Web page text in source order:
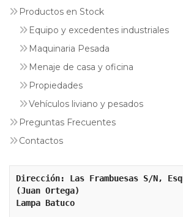
Productos en Stock
Equipo y excedentes industriales
Maquinaria Pesada
Menaje de casa y oficina
Propiedades
Vehículos liviano y pesados
Preguntas Frecuentes
Contactos
Dirección: Las Frambuesas S/N,
(Juan Ortega)
Lampa Batuco